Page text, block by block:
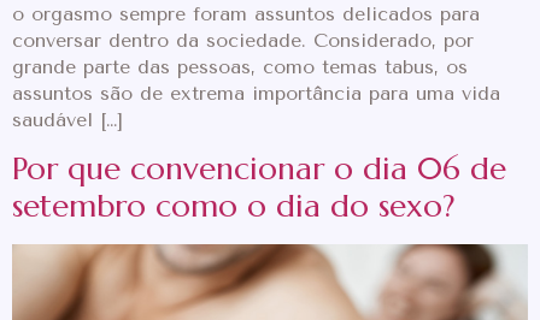
o orgasmo sempre foram assuntos delicados para
conversar dentro da sociedade. Considerado, por
grande parte das pessoas, como temas tabus, os
assuntos são de extrema importância para uma vida
saudável […]
Por que convencionar o dia 06 de
setembro como o dia do sexo?